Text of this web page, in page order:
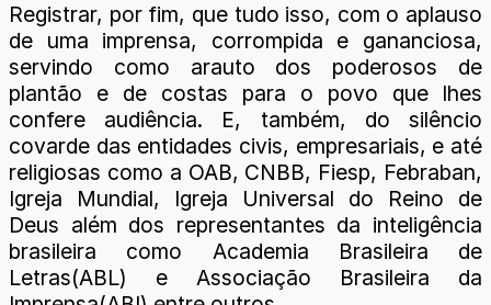
Registrar, por fim, que tudo isso, com o aplauso
de uma imprensa, corrompida e gananciosa,
servindo como arauto dos poderosos de
plantão e de costas para o povo que lhes
confere audiência. E, também, do silêncio
covarde das entidades civis, empresariais, e até
religiosas como a OAB, CNBB, Fiesp, Febraban,
Igreja Mundial, Igreja Universal do Reino de
Deus além dos representantes da inteligência
brasileira como Academia Brasileira de
Letras(ABL) e Associação Brasileira da